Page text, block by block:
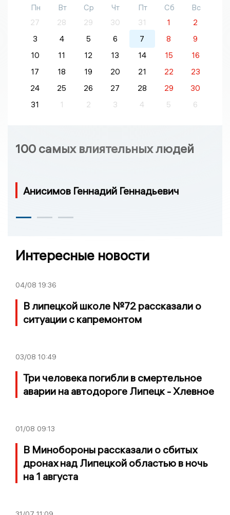
Пн Вт Ср Чт Пт Сб
Вс
27
28 29 30 31 1
2
3
4 5 6 7 8
9
10
11 12 13 14 15
16
17
18 19 20 21 22
23
24
25 26 27 28 29
30
31
1 2 3 4 5 6
100 самых влиятельных людей
Анисимов Геннадий Геннадьевич
Интересные новости
04/08 19:36
В липецкой школе №72 рассказали о
ситуации с капремонтом
03/08 10:49
Три человека погибли в смертельное
аварии на автодороге Липецк - Хлевное
01/08 09:13
В Минобороны рассказали о сбитых
дронах над Липецкой областью в ночь
на 1 августа